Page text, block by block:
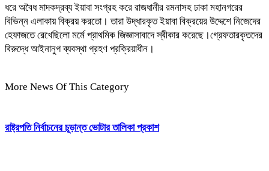
ধরে অবৈধ মাদকদ্রব্য ইয়াবা সংগ্রহ করে রাজধানীর রমনাসহ ঢাকা মহানগরের
বিভিন্ন এলাকায় বিক্রয় করতো। তারা উদ্ধারকৃত ইয়াবা বিক্রয়ের উদ্দেশে নিজেদের
হেফাজতে রেখেছিলো মর্মে প্রাথমিক জিজ্ঞাসাবাদে স্বীকার করেছে।গ্রেফতারকৃতদের
বিরুদ্ধে আইনানুগ ব্যবস্থা গ্রহণ প্রক্রিয়াধীন।
More News Of This Category
রাষ্ট্রপতি নির্বাচনের চূড়ান্ত ভোটার তালিকা প্রকাশ